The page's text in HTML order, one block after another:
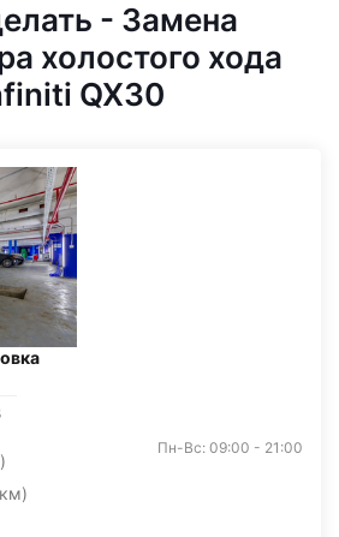
- Замена
холостого хода
QX30
Пн-Вс: 09:00 - 21:00